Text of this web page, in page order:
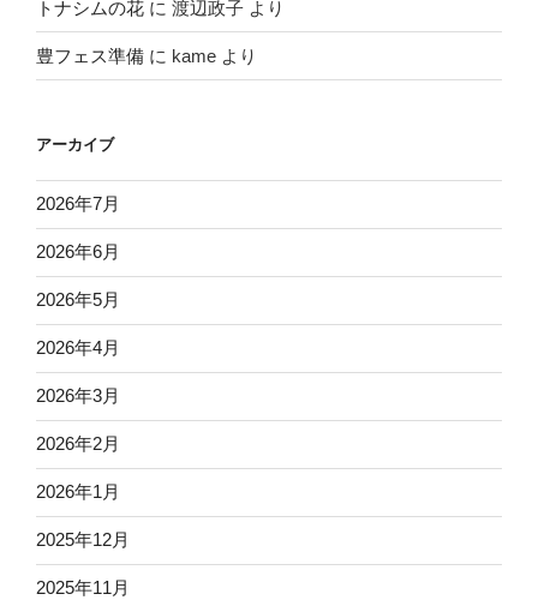
トナシムの花 に 渡辺政子 より
豊フェス準備 に kame より
アーカイブ
2026年7月
2026年6月
2026年5月
2026年4月
2026年3月
2026年2月
2026年1月
2025年12月
2025年11月